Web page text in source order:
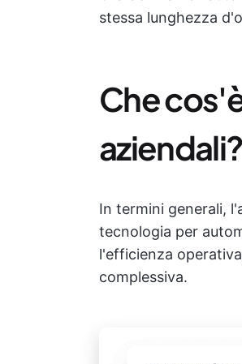
stessa lunghezza
Che
aziendali?
In termini generali,
tecnologia per
l'efficienza
complessiva.